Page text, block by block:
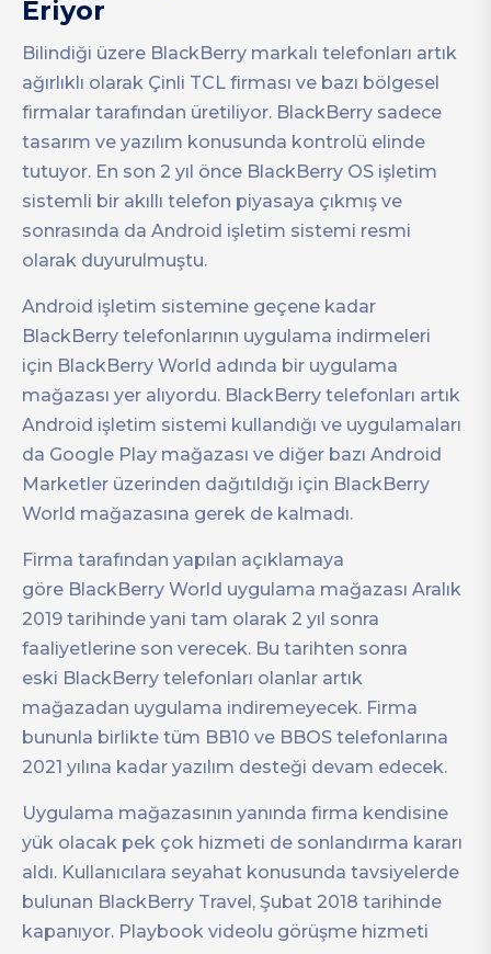
Eriyor
Bilindiği üzere BlackBerry markalı telefonları artık
ağırlıklı olarak Çinli TCL firması ve bazı bölgesel
firmalar tarafından üretiliyor. BlackBerry sadece
tasarım ve yazılım konusunda kontrolü elinde
tutuyor. En son 2 yıl önce BlackBerry OS işletim
sistemli bir akıllı telefon piyasaya çıkmış ve
sonrasında da Android işletim sistemi resmi
olarak duyurulmuştu.
Android işletim sistemine geçene kadar
BlackBerry telefonlarının uygulama indirmeleri
için BlackBerry World adında bir uygulama
mağazası yer alıyordu. BlackBerry telefonları artık
Android işletim sistemi kullandığı ve uygulamaları
da Google Play mağazası ve diğer bazı Android
Marketler üzerinden dağıtıldığı için BlackBerry
World mağazasına gerek de kalmadı.
Firma tarafından yapılan açıklamaya
göre BlackBerry World uygulama mağazası Aralık
2019 tarihinde yani tam olarak 2 yıl sonra
faaliyetlerine son verecek. Bu tarihten sonra
eski BlackBerry telefonları olanlar artık
mağazadan uygulama indiremeyecek. Firma
bununla birlikte tüm BB10 ve BBOS telefonlarına
2021 yılına kadar yazılım desteği devam edecek.
Uygulama mağazasının yanında firma kendisine
yük olacak pek çok hizmeti de sonlandırma kararı
aldı. Kullanıcılara seyahat konusunda tavsiyelerde
bulunan BlackBerry Travel, Şubat 2018 tarihinde
kapanıyor. Playbook videolu görüşme hizmeti